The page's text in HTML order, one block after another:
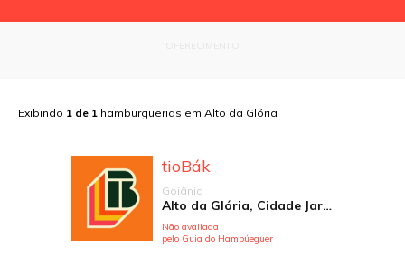
Exibindo 1 de 1 hamburguerias em Alto da Glória
tioBák
Goiânia
Alto da Glória, Cidade Jardim, Fazenda Caveiras, Jundiaí, Parque das Laranjeiras, Posto Ouro Negro, Setor Bueno, St. Negrão de Lima, St. Pedro Ludovico, St. Vila João Vaz
Não avaliada
pelo Guia do Hambúeguer